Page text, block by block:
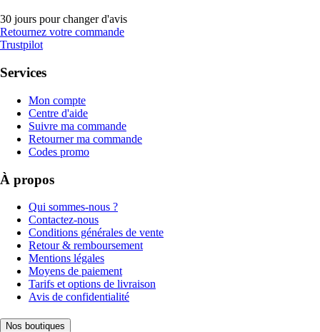
30 jours pour changer d'avis
Retournez votre commande
Trustpilot
Services
Mon compte
Centre d'aide
Suivre ma commande
Retourner ma commande
Codes promo
À propos
Qui sommes-nous ?
Contactez-nous
Conditions générales de vente
Retour & remboursement
Mentions légales
Moyens de paiement
Tarifs et options de livraison
Avis de confidentialité
Nos boutiques